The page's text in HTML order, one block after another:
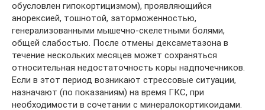
обусловлен гипокортицизмом), проявляющийся
анорексией, тошнотой, заторможенностью,
генерализованными мышечно-скелетными болями,
общей слабостью. После отмены дексаметазона в
течение нескольких месяцев может сохраняться
относительная недостаточность коры надпочечников.
Если в этот период возникают стрессовые ситуации,
назначают (по показаниям) на время ГКС, при
необходимости в сочетании с минералокортикоидами.